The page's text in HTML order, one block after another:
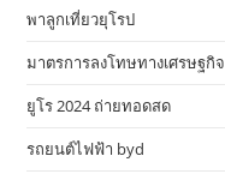
พาลูกเที่ยวยุโรป
มาตรการลงโทษทางเศรษฐกิจ
ยูโร 2024 ถ่ายทอดสด
รถยนต์ไฟฟ้า byd